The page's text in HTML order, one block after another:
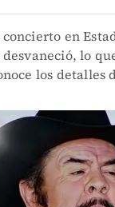
en
lo
los detalles